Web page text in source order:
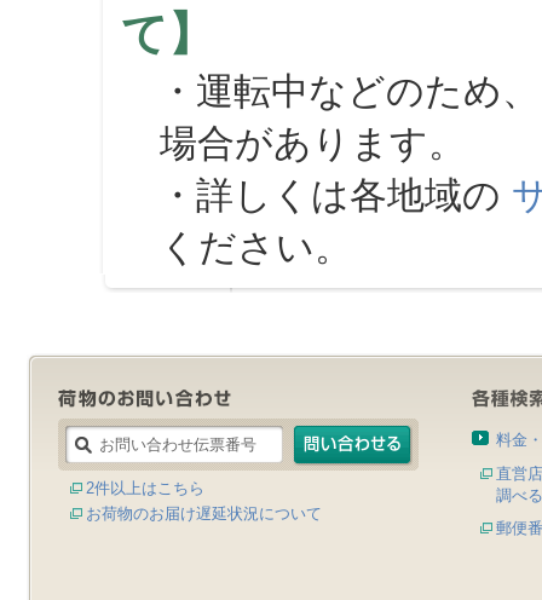
て】
・運転中などのため
場合があります。
・詳しくは各地域の
ください。
2件以上はこちら
お荷物のお届け遅延状況について
料金
直営
調べる
郵便